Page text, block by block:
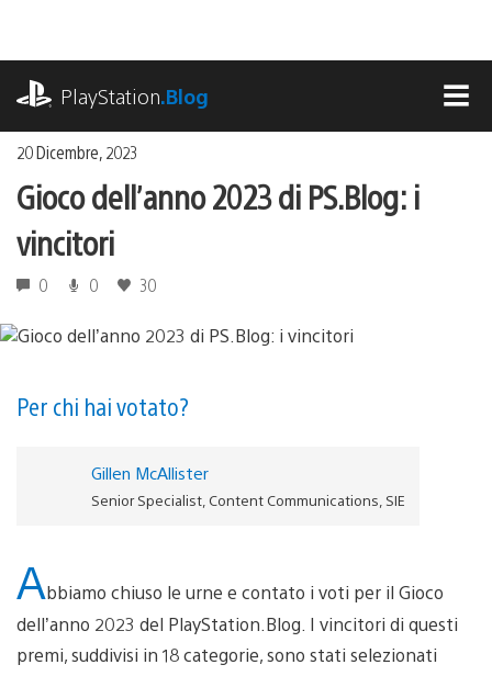
contenuto
PlayStation.Blog
20 Dicembre, 2023
Gioco dell’anno 2023 di PS.Blog: i
vincitori
0 0 30
Per chi hai votato?
Gillen McAllister
Senior Specialist, Content Communications, SIE
Abbiamo chiuso le urne e contato i voti per il Gioco
dell’anno 2023 del PlayStation.Blog. I vincitori di questi
premi, suddivisi in 18 categorie, sono stati selezionati